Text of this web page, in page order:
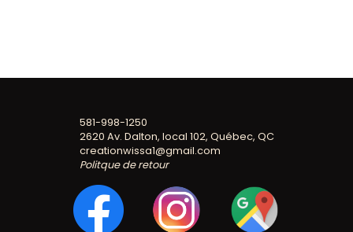
581-998-1250
2620 Av. Dalton, local 102, Québec, QC
creationwissa1@gmail.com
Politque de retour